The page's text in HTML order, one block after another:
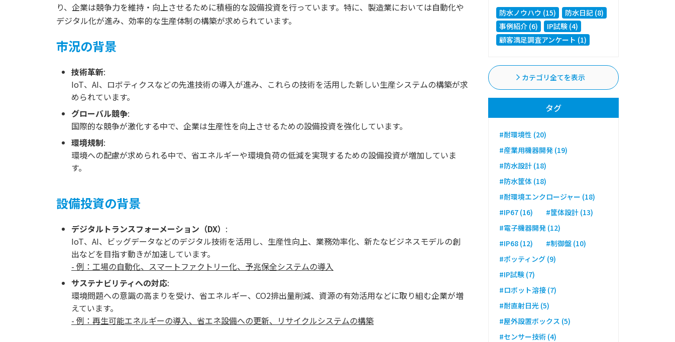
り、企業は競争力を維持・向上させるために積極的な設備投資を行っています。特に、製造業においては自動化や
デジタル化が進み、効率的な生産体制の構築が求められています。
市況の背景
技術革新:
IoT、AI、ロボティクスなどの先進技術の導入が進み、これらの技術を活用した新しい生産システムの構築が求
められています。
グローバル競争:
国際的な競争が激化する中で、企業は生産性を向上させるための設備投資を強化しています。
環境規制:
環境への配慮が求められる中で、省エネルギーや環境負荷の低減を実現するための設備投資が増加していま
す。
設備投資の背景
デジタルトランスフォーメーション（DX） :
IoT、AI、ビッグデータなどのデジタル技術を活用し、生産性向上、業務効率化、新たなビジネスモデルの創
出などを目指す動きが加速しています。
- 例：工場の自動化、スマートファクトリー化、予兆保全システムの導入
サステナビリティへの対応:
環境問題への意識の高まりを受け、省エネルギー、CO2排出量削減、資源の有効活用などに取り組む企業が増
えています。
- 例：再生可能エネルギーの導入、省エネ設備への更新、リサイクルシステムの構築
防水ノウハウ (15)
防水日記 (8)
事例紹介 (6)
IP試験 (4)
顧客満足調査アンケート (1)
カテゴリ全てを表示
タグ
#耐環境性 (20)
#産業用機器開発 (19)
#防水設計 (18)
#防水筐体 (18)
#耐環境エンクロージャー (18)
#IP67 (16)
#筐体設計 (13)
#電子機器開発 (12)
#IP68 (12)
#制御盤 (10)
#ポッティング (9)
#IP試験 (7)
#ロボット溶接 (7)
#耐直射日光 (5)
#屋外設置ボックス (5)
#センサー技術 (4)